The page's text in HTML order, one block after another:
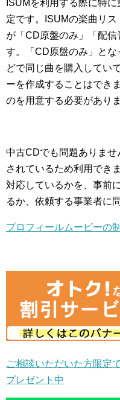
ISUMを利用する際に特
定です。ISUMの楽曲リ
が「CD原盤のみ」「配
す。「CD原盤のみ」と
どで同じ曲を購入してい
ーを作成することはでき
のを用意する必要がありま
中古CDでも問題ありま
されているため利用でき
対応しているかを、事前
るか、依頼する事業者に
プロフィールムービーの
ご相談いただいた方限定
プレゼント中